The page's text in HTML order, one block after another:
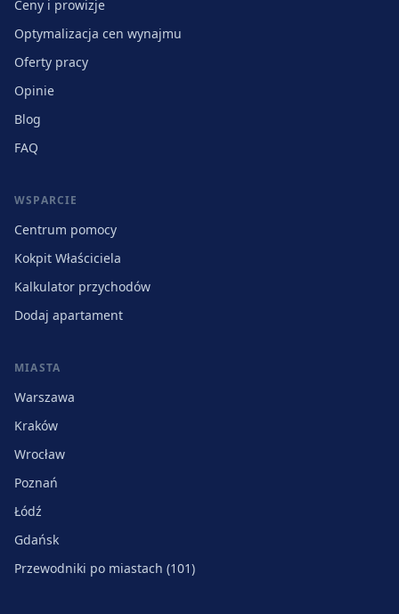
Ceny i prowizje
Optymalizacja cen wynajmu
Oferty pracy
Opinie
Blog
FAQ
WSPARCIE
Centrum pomocy
Kokpit Właściciela
Kalkulator przychodów
Dodaj apartament
MIASTA
Warszawa
Kraków
Wrocław
Poznań
Łódź
Gdańsk
Przewodniki po miastach (101)